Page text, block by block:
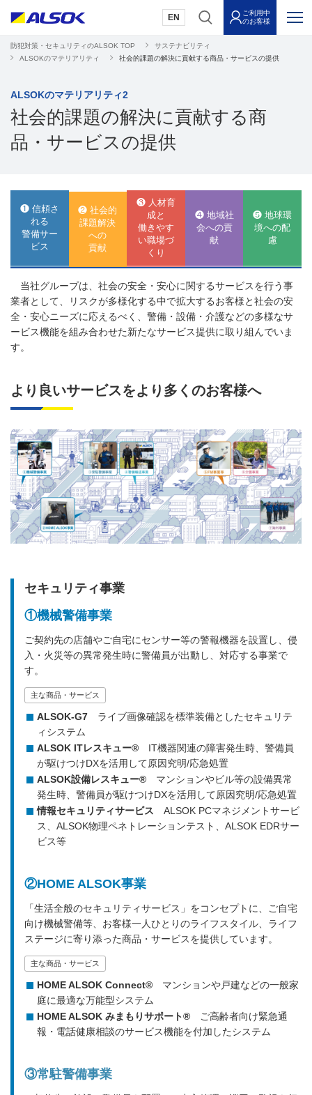
EN
ご利用中
のお客様
防犯対策・セキュリティのALSOK TOP
サステナビリティ
ALSOKのマテリアリティ
社会的課題の解決に貢献する商品・サービスの提供
ALSOKのマテリアリティ2
社会的課題の解決に貢献する商
品・サービスの提供
❶ 信頼さ
れる
警備サー
ビス
❷ 社会的
課題解決
への
貢献
❸ 人材育
成と
働きやす
い職場づ
くり
❹ 地域社
会への貢
献
❺ 地球環
境への配
慮
当社グループは、社会の安全・安心に関するサービスを行う事
業者として、リスクが多様化する中で拡大するお客様と社会の安
全・安心ニーズに応えるべく、警備・設備・介護などの多様なサ
ービス機能を組み合わせた新たなサービス提供に取り組んでいま
す。
より良いサービスをより多くのお客様へ
セキュリティ事業
①機械警備事業
ご契約先の店舗やご自宅にセンサー等の警報機器を設置し、侵
入・火災等の異常発生時に警備員が出動し、対応する事業で
す。
主な商品・サービス
ALSOK-G7 ライブ画像確認を標準装備としたセキュリテ
ィシステム
ALSOK ITレスキュー® IT機器関連の障害発生時、警備員
が駆けつけDXを活用して原因究明/応急処置
ALSOK設備レスキュー® マンションやビル等の設備異常
発生時、警備員が駆けつけDXを活用して原因究明/応急処置
情報セキュリティサービス ALSOK PCマネジメントサービ
ス、ALSOK物理ペネトレーションテスト、ALSOK EDRサー
ビス等
②HOME ALSOK事業
「生活全般のセキュリティサービス」をコンセプトに、ご自宅
向け機械警備等、お客様一人ひとりのライフスタイル、ライフ
ステージに寄り添った商品・サービスを提供しています。
主な商品・サービス
HOME ALSOK Connect® マンションや戸建などの一般家
庭に最適な万能型システム
HOME ALSOK みまもりサポート® ご高齢者向け緊急通
報・電話健康相談のサービス機能を付加したシステム
③常駐警備事業